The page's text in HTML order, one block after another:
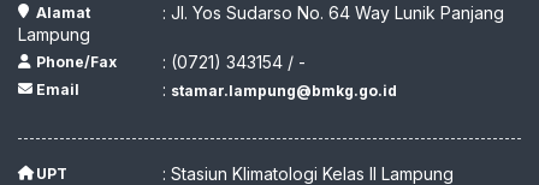
Alamat
: Jl. Yos Sudarso No. 64 Way Lunik Panjang
Lampung
Phone/Fax : (0721) 343154 / -
Email : stamar.lampung@bmkg.go.id
UPT : Stasiun Klimatologi Kelas II Lampung